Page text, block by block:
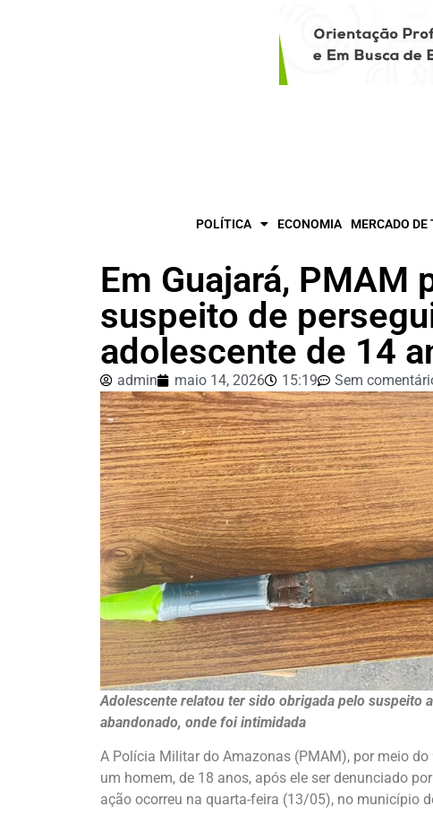
POLÍTICA ECONOMIA MERCADO
Em Guajará, PMAM
suspeito de
adolescente de 14
admin maio 14, 2026 15:19 Sem
Adolescente relatou ter sido obrigada pelo suspeito
abandonado, onde foi intimidada
A Polícia Militar do Amazonas (PMAM), por meio
um homem, de 18 anos, após ele ser denunciado
ação ocorreu na quarta-feira (13/05), no município